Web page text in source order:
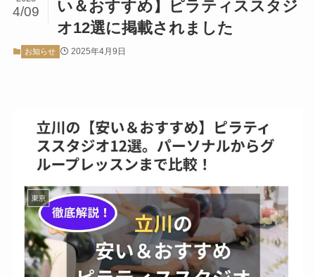
い＆おすすめ】ピラティススタジ
オ12選に掲載されました
4/09
お知らせ 2025年4月9日